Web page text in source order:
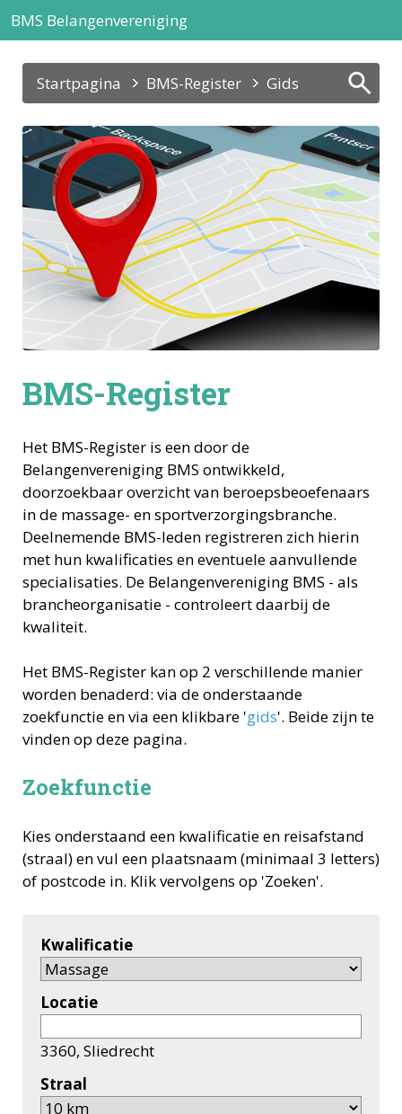
BMS Belangenvereniging
Startpagina BMS-Register Gids
BMS-Register
Het BMS-Register is een door de
Belangenvereniging BMS ontwikkeld,
doorzoekbaar overzicht van beroepsbeoefenaars
in de massage- en sportverzorgingsbranche.
Deelnemende BMS-leden registreren zich hierin
met hun kwalificaties en eventuele aanvullende
specialisaties. De Belangenvereniging BMS - als
brancheorganisatie - controleert daarbij de
kwaliteit.
Het BMS-Register kan op 2 verschillende manier
worden benaderd: via de onderstaande
zoekfunctie en via een klikbare 'gids'. Beide zijn te
vinden op deze pagina.
Zoekfunctie
Kies onderstaand een kwalificatie en reisafstand
(straal) en vul een plaatsnaam (minimaal 3 letters)
of postcode in. Klik vervolgens op 'Zoeken'.
Kwalificatie
Locatie
3360, Sliedrecht
Straal